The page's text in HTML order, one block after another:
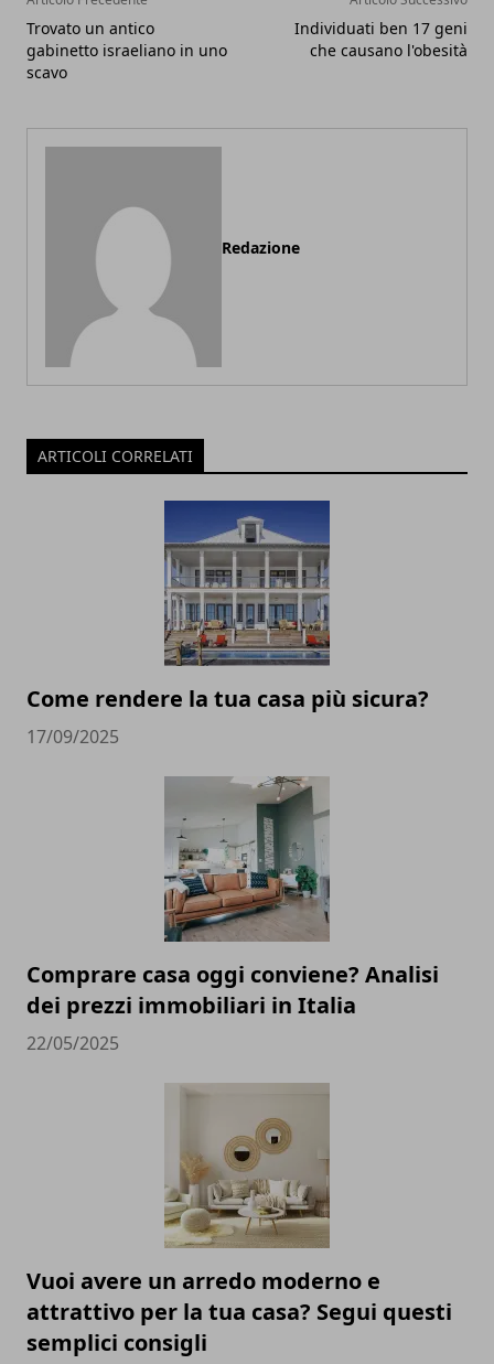
Trovato un antico
gabinetto israeliano in uno
scavo
Individuati ben 17 geni
che causano l'obesità
Redazione
ARTICOLI CORRELATI
Come rendere la tua casa più sicura?
17/09/2025
Comprare casa oggi conviene? Analisi
dei prezzi immobiliari in Italia
22/05/2025
Vuoi avere un arredo moderno e
attrattivo per la tua casa? Segui questi
semplici consigli